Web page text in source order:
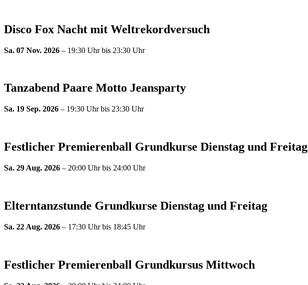
Disco Fox Nacht mit Weltrekordversuch
Sa. 07 Nov. 2026 – 19:30 Uhr bis 23:30 Uhr
Tanzabend Paare Motto Jeansparty
Sa. 19 Sep. 2026 – 19:30 Uhr bis 23:30 Uhr
Festlicher Premierenball Grundkurse Dienstag und Freitag
Sa. 29 Aug. 2026 – 20:00 Uhr bis 24:00 Uhr
Elterntanzstunde Grundkurse Dienstag und Freitag
Sa. 22 Aug. 2026 – 17:30 Uhr bis 18:45 Uhr
Festlicher Premierenball Grundkursus Mittwoch